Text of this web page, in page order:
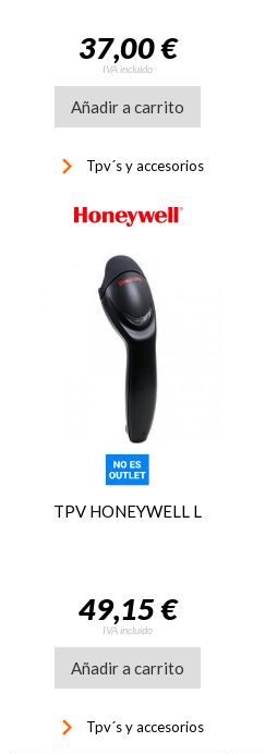
37,00 €
IVA incluido
Añadir a carrito
keyboard_arrow_right Tpv´s y accesorios
TPV HONEYWELL L
49,15 €
IVA incluido
Añadir a carrito
keyboard_arrow_right Tpv´s y accesorios